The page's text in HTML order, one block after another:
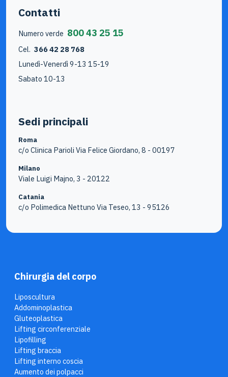
Chirurgia del corpo
Liposcultura
Addominoplastica
Gluteoplastica
Lifting circonferenziale
Lipofilling
Lifting braccia
Lifting interno coscia
Aumento dei polpacci
Contatti
Numero verde 800 43 25 15
Cel. 366 42 28 768
Lunedì-Venerdì 9-13 15-19
Sabato 10-13
Sedi principali
Roma
c/o Clinica Parioli Via Felice Giordano, 8 - 00197
Milano
Viale Luigi Majno, 3 - 20122
Catania
c/o Polimedica Nettuno Via Teseo, 13 - 95126